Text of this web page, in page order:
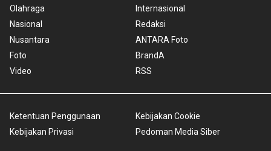
Olahraga
Nasional
Nusantara
Foto
Video
Internasional
Redaksi
ANTARA Foto
BrandA
RSS
Ketentuan Penggunaan
Kebijakan Privasi
Kebijakan Cookie
Pedoman Media Siber